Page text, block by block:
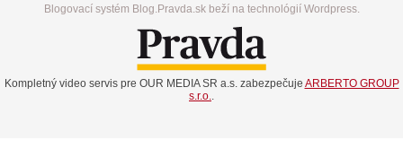
Blogovací systém Blog.Pravda.sk beží na technológií Wordpress.
Kompletný video servis pre OUR MEDIA SR a.s. zabezpečuje ARBERTO GROUP
s.r.o.